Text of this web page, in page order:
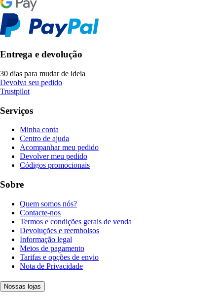
Entrega e devolução
30 dias para mudar de ideia
Devolva seu pedido
Trustpilot
Serviços
Minha conta
Centro de ajuda
Acompanhar meu pedido
Devolver meu pedido
Códigos promocionais
Sobre
Quem somos nós?
Contacte-nos
Termos e condições gerais de venda
Devoluções e reembolsos
Informação legal
Meios de pagamento
Tarifas e opções de envio
Nota de Privacidade
Nossas lojas